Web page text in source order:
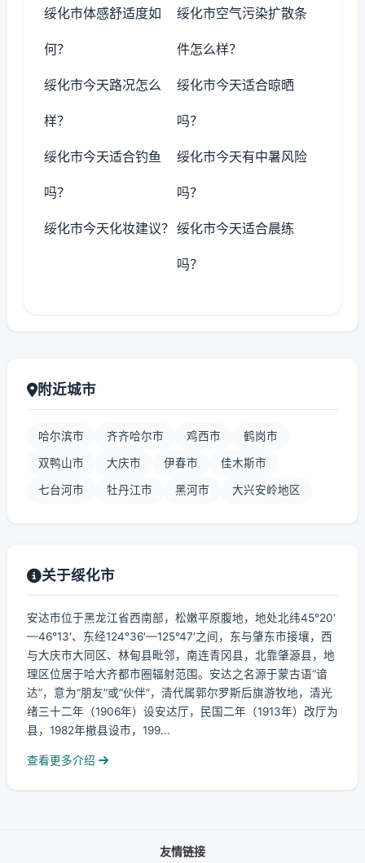
绥化市体感舒适度如
何？
绥化市空气污染扩散条
件怎么样？
绥化市今天路况怎么
样？
绥化市今天适合晾晒
吗？
绥化市今天适合钓鱼
吗？
绥化市今天有中暑风险
吗？
绥化市今天化妆建议？ 绥化市今天适合晨练
吗？
附近城市
哈尔滨市 齐齐哈尔市 鸡西市 鹤岗市
双鸭山市 大庆市 伊春市 佳木斯市
七台河市 牡丹江市 黑河市 大兴安岭地区
关于绥化市
安达市位于黑龙江省西南部，松嫩平原腹地，地处北纬45°20′
—46°13′、东经124°36′—125°47′之间，东与肇东市接壤，西
与大庆市大同区、林甸县毗邻，南连青冈县，北靠肇源县，地
理区位居于哈大齐都市圈辐射范围。安达之名源于蒙古语“谙
达”，意为“朋友”或“伙伴”，清代属郭尔罗斯后旗游牧地，清光
绪三十二年（1906年）设安达厅，民国二年（1913年）改厅为
县，1982年撤县设市，199...
查看更多介绍
友情链接